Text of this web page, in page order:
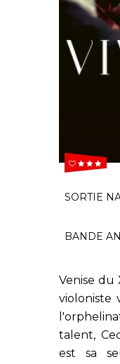
   
SORTIE
BANDE
Venise du
violoniste
talent,
est sa